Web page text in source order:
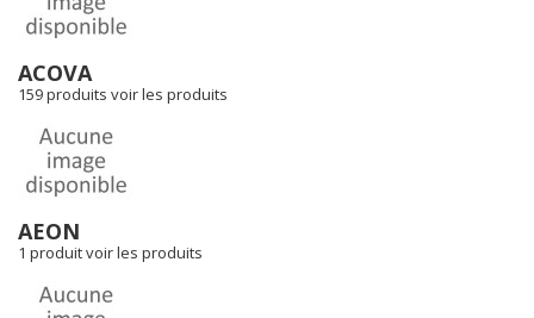
ACOVA
159 produits voir les produits
AEON
1 produitvoir les produits